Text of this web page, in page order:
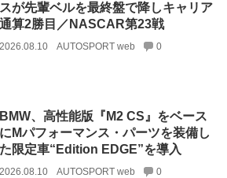
スが先輩ベルを最終盤で降しキャリア
通算2勝目／NASCAR第23戦
2026.08.10 AUTOSPORT web 0
BMW、高性能版『M2 CS』をベース
にMパフォーマンス・パーツを装備し
た限定車“Edition EDGE”を導入
2026.08.10 AUTOSPORT web 0